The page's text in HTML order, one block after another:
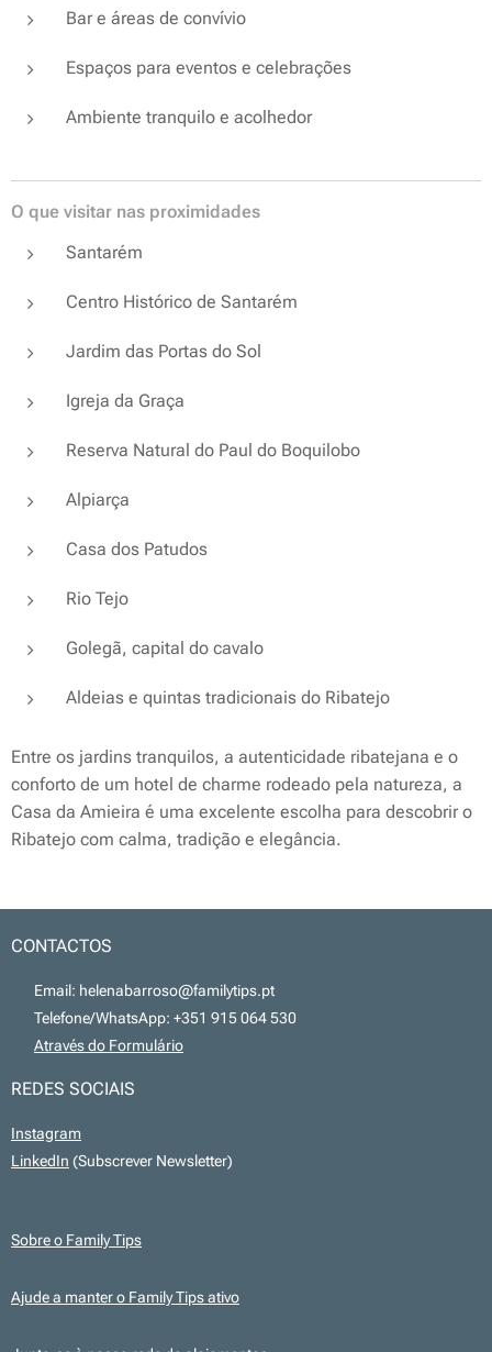
Bar e áreas de convívio
Espaços para eventos e celebrações
Ambiente tranquilo e acolhedor
O que visitar nas proximidades
Santarém
Centro Histórico de Santarém
Jardim das Portas do Sol
Igreja da Graça
Reserva Natural do Paul do Boquilobo
Alpiarça
Casa dos Patudos
Rio Tejo
Golegã, capital do cavalo
Aldeias e quintas tradicionais do Ribatejo
Entre os jardins tranquilos, a autenticidade ribatejana e o
conforto de um hotel de charme rodeado pela natureza, a
Casa da Amieira é uma excelente escolha para descobrir o
Ribatejo com calma, tradição e elegância.
CONTACTOS
📧 Email: helenabarroso@familytips.pt
📞 Telefone/WhatsApp: +351 915 064 530
Através do Formulário
REDES SOCIAIS
Instagram
LinkedIn (Subscrever Newsletter)
Sobre o Family Tips
Ajude a manter o Family Tips ativo